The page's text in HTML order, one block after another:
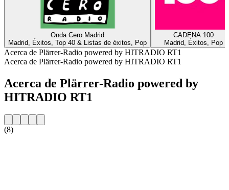
Onda Cero Madrid
Madrid, Éxitos, Top 40 & Listas de éxitos, Pop
CADENA 100
Madrid, Éxitos, Pop
Acerca de Plärrer-Radio powered by HITRADIO RT1
Acerca de Plärrer-Radio powered by HITRADIO RT1
Acerca de Plärrer-Radio powered by
HITRADIO RT1
(8)